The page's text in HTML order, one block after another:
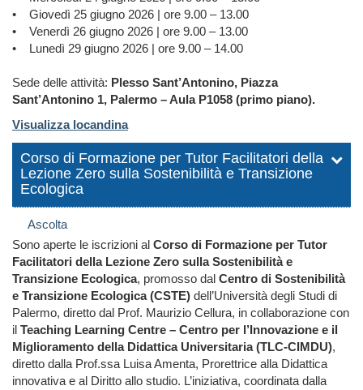
• Giovedì 25 giugno 2026 | ore 9.00 – 13.00
• Venerdì 26 giugno 2026 | ore 9.00 – 13.00
• Lunedì 29 giugno 2026 | ore 9.00 – 14.00
Sede delle attività: Plesso Sant’Antonino, Piazza
Sant’Antonino 1, Palermo – Aula P1058 (primo piano).
Visualizza locandina
Corso di Formazione per Tutor Facilitatori della
Lezione Zero sulla Sostenibilità e Transizione
Ecologica
Ascolta
Sono aperte le iscrizioni al Corso di Formazione per Tutor
Facilitatori della Lezione Zero sulla Sostenibilità e
Transizione Ecologica, promosso dal Centro di Sostenibilità
e Transizione Ecologica (CSTE) dell’Università degli Studi di
Palermo, diretto dal Prof. Maurizio Cellura, in collaborazione con
il Teaching Learning Centre – Centro per l’Innovazione e il
Miglioramento della Didattica Universitaria (TLC-CIMDU),
diretto dalla Prof.ssa Luisa Amenta, Prorettrice alla Didattica
innovativa e al Diritto allo studio. L’iniziativa, coordinata dalla